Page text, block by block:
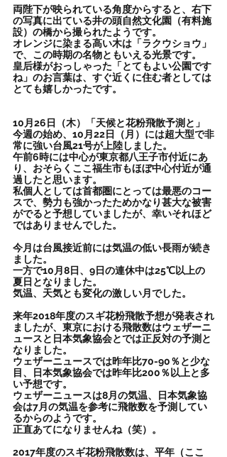
両陛下が映られている角度からすると、右下
の写真に出ている井の頭自然文化園（有料施
設）の橋から撮られたようです。
オレンジに染まる高い木は「ラクウショウ」
で、この時期の名物ともいえる光景です。
皇后様がおっしゃった「とてもよい公園です
ね」のお言葉は、すぐ近くに住む者としては
とても嬉しかったです。
10月26日（木）「天候と花粉飛散予測と」
今週の始め、10月22日（月）には超大型で非
常に強い台風21号が上陸しました。
午前6時には中心が東京都八王子市付近にあ
り、おそらくここ福生市もほぼ中心付近が通
過したと思います。
私個人としては首都圏にとっては最悪のコー
スで、勢力も強かったためかなり甚大な被害
がでると予想していましたが、幸いそれほど
ではありませんでした。
今月は台風接近前には気温の低い長雨が続き
ました。
一方で10月8日、9日の連休中は25℃以上の
夏日となりました。
気温、天気とも変化の激しい月でした。
来年2018年度のスギ花粉飛散予想が発表され
ましたが、東京における飛散数はウェザーニ
ュースと日本気象協会とでは正反対の予測と
なりました。
ウェザーニュースでは昨年比70-90％と少な
目、日本気象協会では昨年比200％以上と多
い予想です。
ウェザーニュースは8月の気温、日本気象協
会は7月の気温を参考に飛散数を予測してい
るからのようです。
正直あてになりませんね（笑）。
2017年度のスギ花粉飛散数は、平年（ここ